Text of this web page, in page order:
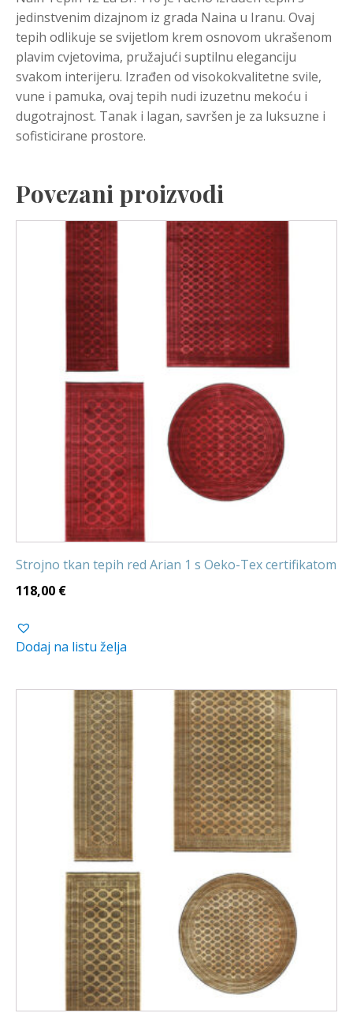
jedinstvenim dizajnom iz grada Naina u Iranu. Ovaj
tepih odlikuje se svijetlom krem osnovom ukrašenom
plavim cvjetovima, pružajući suptilnu eleganciju
svakom interijeru. Izrađen od visokokvalitetne svile,
vune i pamuka, ovaj tepih nudi izuzetnu mekoću i
dugotrajnost. Tanak i lagan, savršen je za luksuzne i
sofisticirane prostore.
Povezani proizvodi
Strojno tkan tepih red Arian 1 s Oeko-Tex certifikatom
118,00 €
Dodaj na listu želja